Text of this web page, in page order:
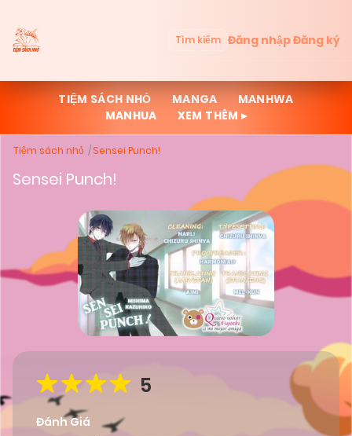
Tìm kiếm Đăng nhậpĐăng ký
TIỆM SÁCH NHỎ MANGA
MANHWA
MANHUA
XEM THÊM ▸
Tiệm sách nhỏ Sensei Punch!
Sensei Punch!
5
Đánh Giá